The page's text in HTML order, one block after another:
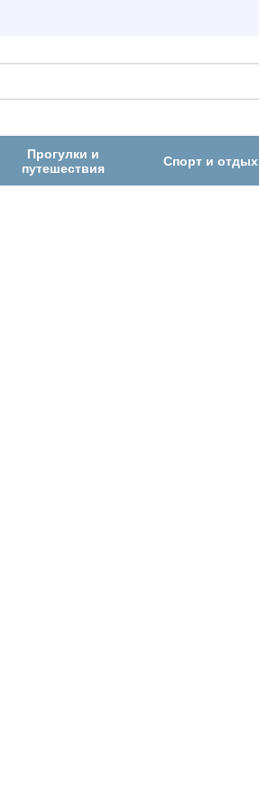
Прогулки и
путешествия
Спорт и отдых